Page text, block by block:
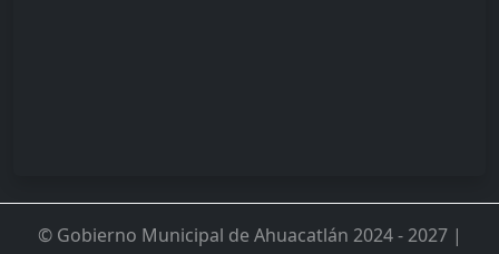
© Gobierno Municipal de Ahuacatlán 2024 - 2027 |